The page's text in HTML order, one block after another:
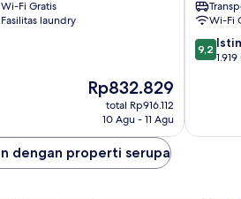
Wi-Fi Gratis
Fasilitas laundry
Harga
sekarang
Rp832.829
Rp832.829
total Rp916.112
10 Agu - 11 Agu
Airport
Hotel
Wi-Fi
9.2
dari
9,2
dengan properti serupa